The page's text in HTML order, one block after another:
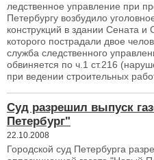
ледственное управление при
Петербургу возбудило
конструкций в здании Сената и
которого пострадали двое
служба следственного
обвиняется по ч.1 ст.216
при ведении строительных
Суд разрешил выпуск
Петербург"
22.10.2008
Городской суд Петербурга